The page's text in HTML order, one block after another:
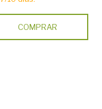
COMPRAR